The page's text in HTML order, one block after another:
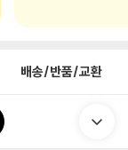
배송/반품/교환